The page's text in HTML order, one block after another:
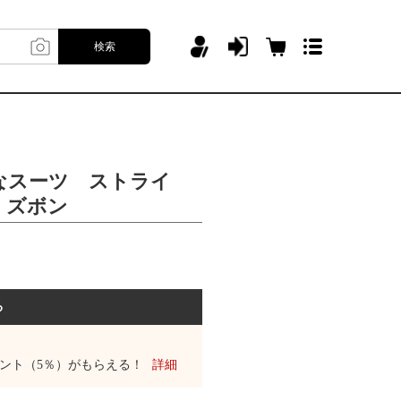
検索
スーツ ストライ
ボン
ト（5％）がもらえる！ 詳細